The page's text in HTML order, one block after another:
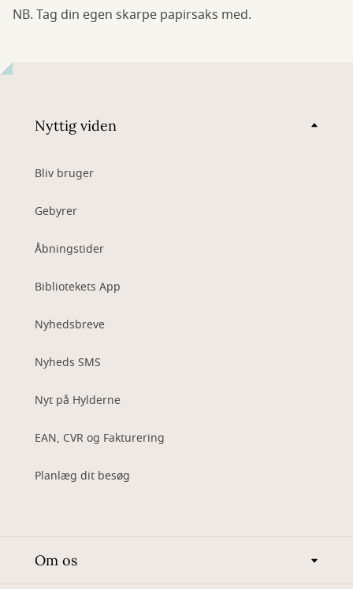
NB. Tag din egen skarpe papirsaks med.
Nyttig viden
Bliv bruger
Gebyrer
Åbningstider
Bibliotekets App
Nyhedsbreve
Nyheds SMS
Nyt på Hylderne
EAN, CVR og Fakturering
Planlæg dit besøg
Om os